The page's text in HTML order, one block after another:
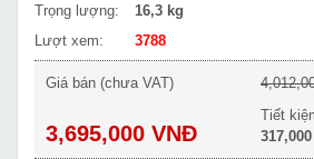
Trọng lượng:
16,3 kg
Lượt xem:
3788
Giá bán (chưa VAT)
3,695,000 VNĐ
Tiết